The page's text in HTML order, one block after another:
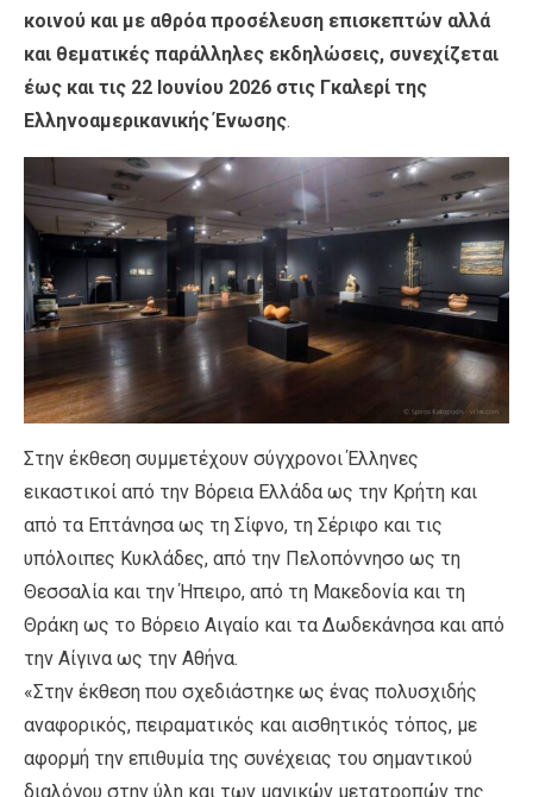
κοινού και με αθρόα προσέλευση επισκεπτών αλλά
και θεματικές παράλληλες εκδηλώσεις, συνεχίζεται
έως και τις 22 Ιουνίου 2026 στις Γκαλερί της
Ελληνοαμερικανικής Ένωσης.
Στην έκθεση συμμετέχουν σύγχρονοι Έλληνες
εικαστικοί από την Βόρεια Ελλάδα ως την Κρήτη και
από τα Επτάνησα ως τη Σίφνο, τη Σέριφο και τις
υπόλοιπες Κυκλάδες, από την Πελοπόννησο ως τη
Θεσσαλία και την Ήπειρο, από τη Μακεδονία και τη
Θράκη ως το Βόρειο Αιγαίο και τα Δωδεκάνησα και από
την Αίγινα ως την Αθήνα.
«Στην έκθεση που σχεδιάστηκε ως ένας πολυσχιδής
αναφορικός, πειραματικός και αισθητικός τόπος, με
αφορμή την επιθυμία της συνέχειας του σημαντικού
διαλόγου στην ύλη και των μαγικών μετατροπών της